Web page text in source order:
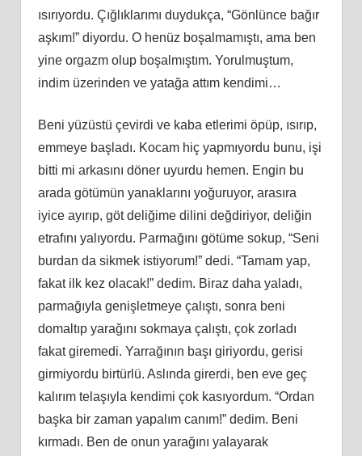
ısırıyordu. Çığlıklarımı duydukça, “Gönlünce bağır
aşkım!” diyordu. O henüz boşalmamıştı, ama ben
yine orgazm olup boşalmıştım. Yorulmuştum,
indim üzerinden ve yatağa attım kendimi…
Beni yüzüstü çevirdi ve kaba etlerimi öpüp, ısırıp,
emmeye başladı. Kocam hiç yapmıyordu bunu, işi
bitti mi arkasını döner uyurdu hemen. Engin bu
arada götümün yanaklarını yoğuruyor, arasıra
iyice ayırıp, göt deliğime dilini değdiriyor, deliğin
etrafını yalıyordu. Parmağını götüme sokup, “Seni
burdan da sikmek istiyorum!” dedi. “Tamam yap,
fakat ilk kez olacak!” dedim. Biraz daha yaladı,
parmağıyla genişletmeye çalıştı, sonra beni
domaltıp yarağını sokmaya çalıştı, çok zorladı
fakat giremedi. Yarrağının başı giriyordu, gerisi
girmiyordu birtürlü. Aslında girerdi, ben eve geç
kalırım telaşıyla kendimi çok kasıyordum. “Ordan
başka bir zaman yapalım canım!” dedim. Beni
kırmadı. Ben de onun yarağını yalayarak